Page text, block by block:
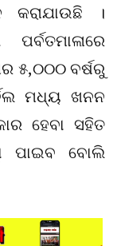
।
୫,୦୦୦ ବର୍ଷରୁ
ମଧ୍ୟ ଖନନ
ହେବା ସହିତ
ପାଇବ ବୋଲି